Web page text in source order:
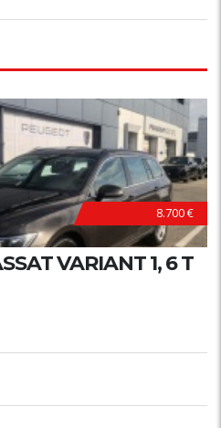
8.700 €
VARIANT 1, 6 T